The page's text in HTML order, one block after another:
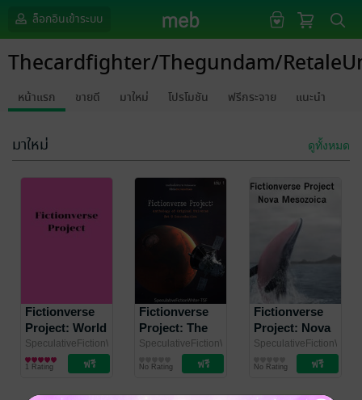
ล็อกอินเข้าระบบ
Thecardfighter/Thegundam/
หน้าแรก ขายดี มาใหม่ โปรโมชัน ฟรีกระจาย แนะนำ
มาใหม่ ดูทั้งหมด
Fictionverse
Project: World
of Misplace
Evolution Set
SpeculativeFictionWriter-
TSF/
Thecardfighter/Thegundam/RetaleUniverse
นิยายไซไฟ
1 Rating
Fictionverse
Project: The
Original
Universe
Season 0 เล่ม
1
SpeculativeFictionWriter-
Thecardfighter/Thegundam/RetaleUniverse
นิยายแฟนตาซี
No Rating
Fictionverse
Project: Nova
Mesozoica Set
0 Introduction
to Nova
Mesozoica
Thecardfighter/
นิยายไซไฟ
No Rating